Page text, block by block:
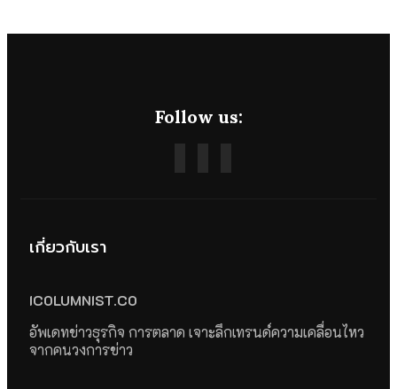
Follow us:
เกี่ยวกับเรา
ICOLUMNIST.CO
อัพเดทข่าวธุรกิจ การตลาด เจาะลึกเทรนด์ความเคลื่อนไหว
จากคนวงการข่าว